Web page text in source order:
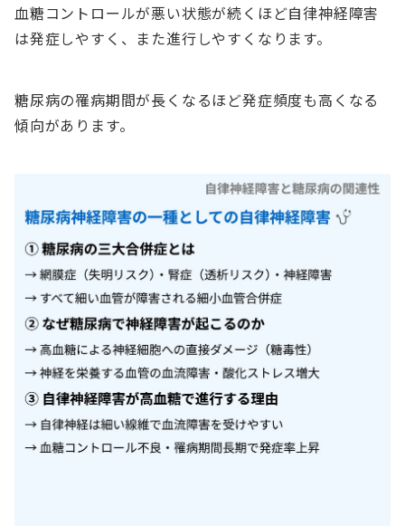
血糖コントロールが悪い状態が続くほど自律神経障害
は発症しやすく、また進行しやすくなります。
糖尿病の罹病期間が長くなるほど発症頻度も高くなる
傾向があります。